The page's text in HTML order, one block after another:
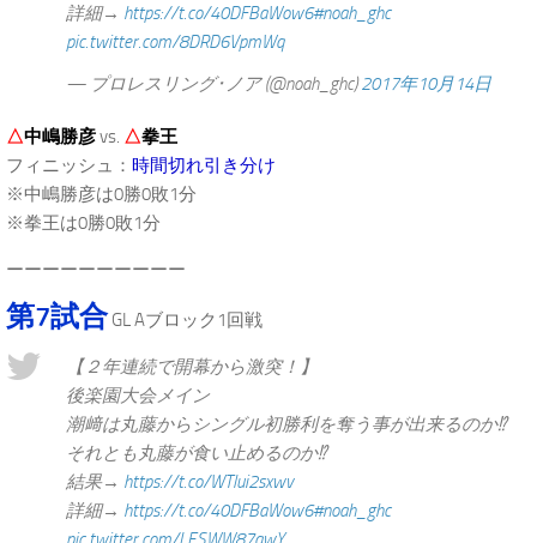
詳細→ https://t.co/40DFBaWow6#noah_ghc
pic.twitter.com/8DRD6VpmWq
— プロレスリング･ノア (@noah_ghc)2017年10月14日
△中嶋勝彦vs. △拳王
フィニッシュ： 時間切れ引き分け
※中嶋勝彦は0勝0敗1分
※拳王は0勝0敗1分
ーーーーーーーーーー
第7試合GL Aブロック1回戦
【２年連続で開幕から激突！】
後楽園大会メイン
潮﨑は丸藤からシングル初勝利を奪う事が出来るのか⁉︎
それとも丸藤が食い止めるのか⁉︎
結果→ https://t.co/WTlui2sxwv
詳細→ https://t.co/40DFBaWow6#noah_ghc